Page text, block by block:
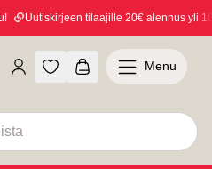
Uutiskirjeen tilaajille 20€ alennus yli
Menu